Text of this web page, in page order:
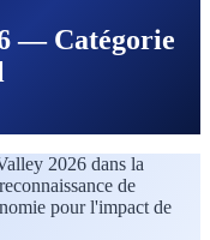
— Catégorie
2026 dans la
de
pour l'impact de